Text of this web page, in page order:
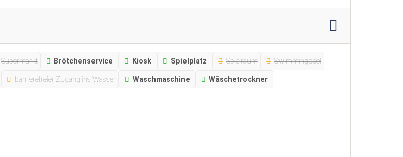
Supermarkt Brötchenservice Kiosk Spielplatz Spielraum Swimmingpool
barrierefreier Zugang ins Wasser Waschmaschine Wäschetrockner